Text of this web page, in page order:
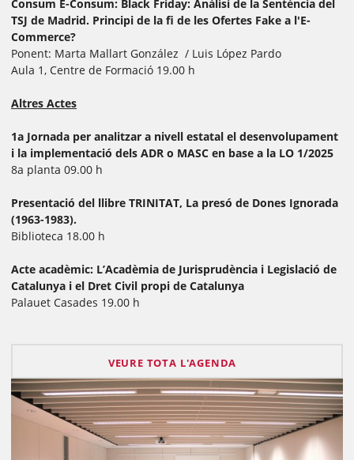
Consum E-Consum: Black Friday: Anàlisi de la Sentència del
TSJ de Madrid. Principi de la fi de les Ofertes Fake a l'E-
Commerce?
Ponent: Marta Mallart González / Luis López Pardo
Aula 1, Centre de Formació 19.00 h
Altres Actes
1a Jornada per analitzar a nivell estatal el desenvolupament
i la implementació dels ADR o MASC en base a la LO 1/2025
8a planta 09.00 h
Presentació del llibre TRINITAT, La presó de Dones Ignorada
(1963-1983).
Biblioteca 18.00 h
Acte acadèmic: L’Acadèmia de Jurisprudència i Legislació de
Catalunya i el Dret Civil propi de Catalunya
Palauet Casades 19.00 h
VEURE TOTA L'AGENDA